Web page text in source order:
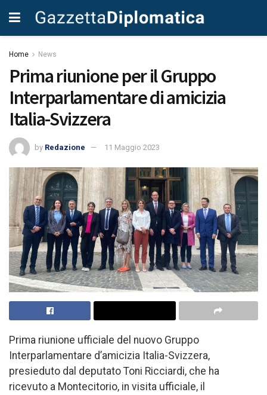
Home News
Prima riunione per il Gruppo
Interparlamentare di amicizia
Italia-Svizzera
by Redazione 11 Maggio 2023
Prima riunione ufficiale del nuovo Gruppo
Interparlamentare d’amicizia Italia-Svizzera,
presieduto dal deputato Toni Ricciardi, che ha
ricevuto a Montecitorio, in visita ufficiale, il